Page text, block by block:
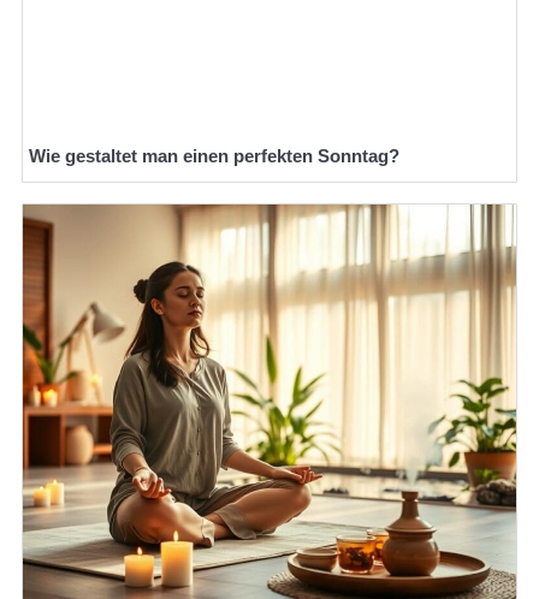
Wie gestaltet man einen perfekten Sonntag?